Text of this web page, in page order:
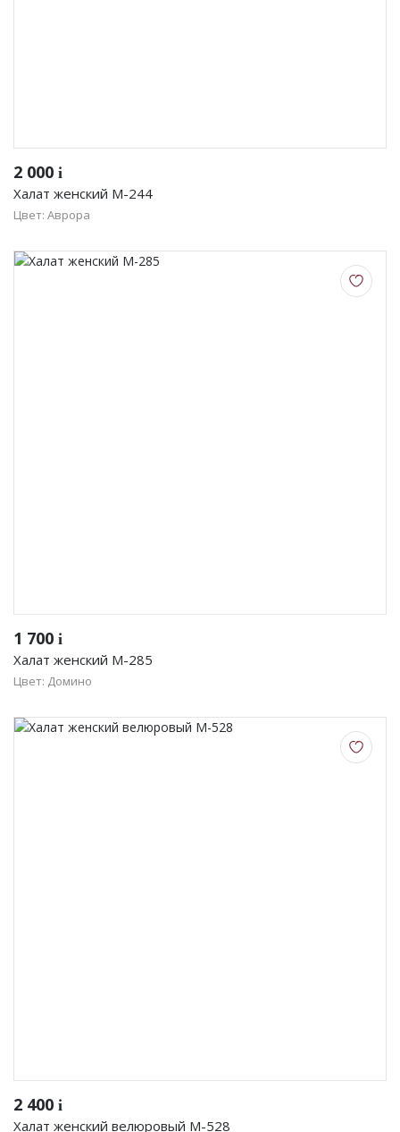
2 000 i
Халат женский М-244
Цвет: Аврора
1 700 i
Халат женский М-285
Цвет: Домино
2 400 i
Халат женский велюровый М-528